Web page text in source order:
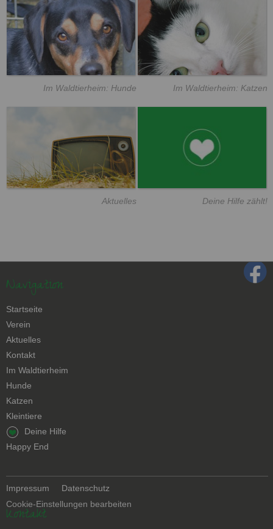
Im Waldtierheim: Hunde Im Waldtierheim: Katzen
Aktuelles Deine Hilfe zählt!
Navigation
Navigation
überspringen
Startseite
Verein
Aktuelles
Kontakt
Navigation
überspringen
Im Waldtierheim
Hunde
Katzen
Kleintiere
Navigation
überspringen
Deine Hilfe
Happy End
Navigation
überspringen
Impressum
Datenschutz
Cookie-Einstellungen bearbeiten
Kontakt